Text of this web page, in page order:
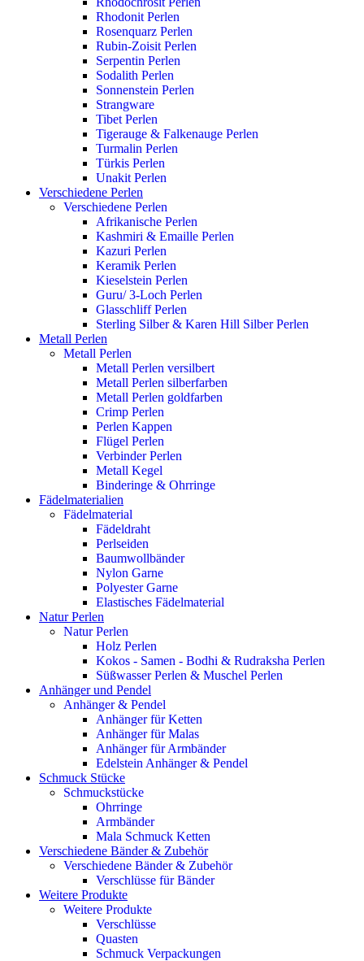
Rhodonit Perlen
Rosenquarz Perlen
Rubin-Zoisit Perlen
Serpentin Perlen
Sodalith Perlen
Sonnenstein Perlen
Strangware
Tibet Perlen
Tigerauge & Falkenauge Perlen
Turmalin Perlen
Türkis Perlen
Unakit Perlen
Verschiedene Perlen
Verschiedene Perlen
Afrikanische Perlen
Kashmiri & Emaille Perlen
Kazuri Perlen
Keramik Perlen
Kieselstein Perlen
Guru/ 3-Loch Perlen
Glasschliff Perlen
Sterling Silber & Karen Hill Silber Perlen
Metall Perlen
Metall Perlen
Metall Perlen versilbert
Metall Perlen silberfarben
Metall Perlen goldfarben
Crimp Perlen
Perlen Kappen
Flügel Perlen
Verbinder Perlen
Metall Kegel
Binderinge & Ohrringe
Fädelmaterialien
Fädelmaterial
Fädeldraht
Perlseiden
Baumwollbänder
Nylon Garne
Polyester Garne
Elastisches Fädelmaterial
Natur Perlen
Natur Perlen
Holz Perlen
Kokos - Samen - Bodhi & Rudraksha Perlen
Süßwasser Perlen & Muschel Perlen
Anhänger und Pendel
Anhänger & Pendel
Anhänger für Ketten
Anhänger für Malas
Anhänger für Armbänder
Edelstein Anhänger & Pendel
Schmuck Stücke
Schmuckstücke
Ohrringe
Armbänder
Mala Schmuck Ketten
Verschiedene Bänder & Zubehör
Verschiedene Bänder & Zubehör
Verschlüsse für Bänder
Weitere Produkte
Weitere Produkte
Verschlüsse
Quasten
Schmuck Verpackungen